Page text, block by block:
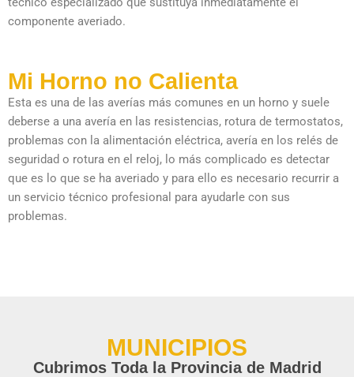
componente averiado.
Mi Horno no Calienta
Esta es una de las averías más comunes en un horno y suele
deberse a una avería en las resistencias, rotura de termostatos,
problemas con la alimentación eléctrica, avería en los relés de
seguridad o rotura en el reloj, lo más complicado es detectar
que es lo que se ha averiado y para ello es necesario recurrir a
un servicio técnico profesional para ayudarle con sus
problemas.
MUNICIPIOS
Cubrimos Toda la Provincia de Madrid